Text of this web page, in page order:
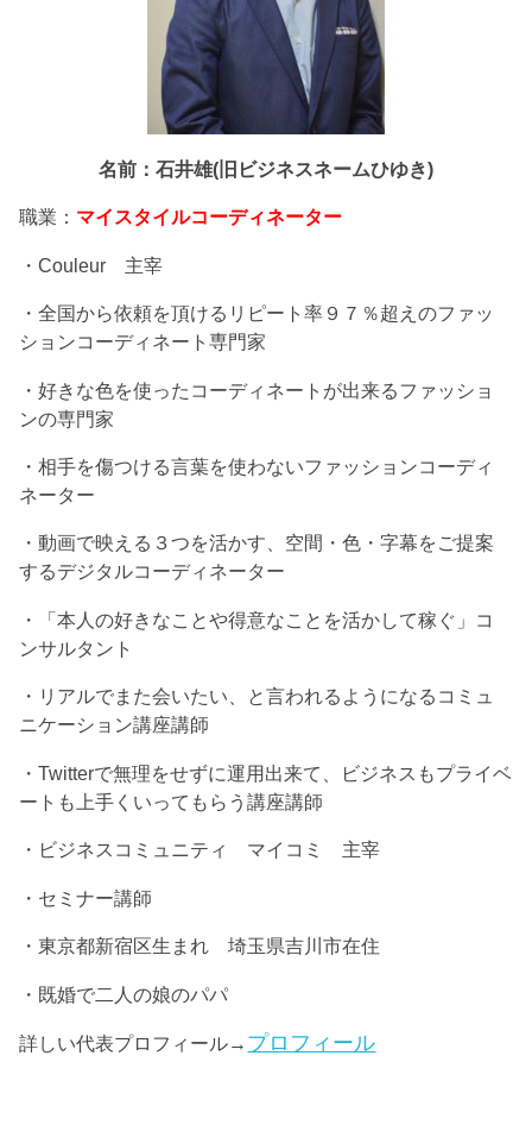
名前：石井雄(旧ビジネスネームひゆき)
職業： マイスタイルコーディネーター
・Couleur 主宰
・全国から依頼を頂けるリピート率９７％超えのファッ
ションコーディネート専門家
・好きな色を使ったコーディネートが出来るファッショ
ンの専門家
・相手を傷つける言葉を使わないファッションコーディ
ネーター
・動画で映える３つを活かす、空間・色・字幕をご提案
するデジタルコーディネーター
・「本人の好きなことや得意なことを活かして稼ぐ」コ
ンサルタント
・リアルでまた会いたい、と言われるようになるコミュ
ニケーション講座講師
・Twitterで無理をせずに運用出来て、ビジネスもプライベ
ートも上手くいってもらう講座講師
・ビジネスコミュニティ マイコミ 主宰
・セミナー講師
・東京都新宿区生まれ 埼玉県吉川市在住
・既婚で二人の娘のパパ
詳しい代表プロフィール→ プロフィール